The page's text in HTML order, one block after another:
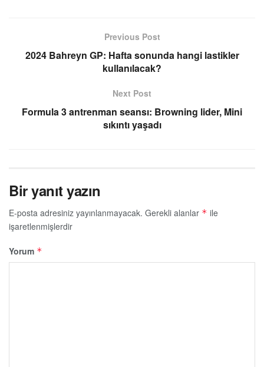
Previous Post
2024 Bahreyn GP: Hafta sonunda hangi lastikler
kullanılacak?
Next Post
Formula 3 antrenman seansı: Browning lider, Mini
sıkıntı yaşadı
Bir yanıt yazın
E-posta adresiniz yayınlanmayacak. Gerekli alanlar * ile
işaretlenmişlerdir
Yorum *